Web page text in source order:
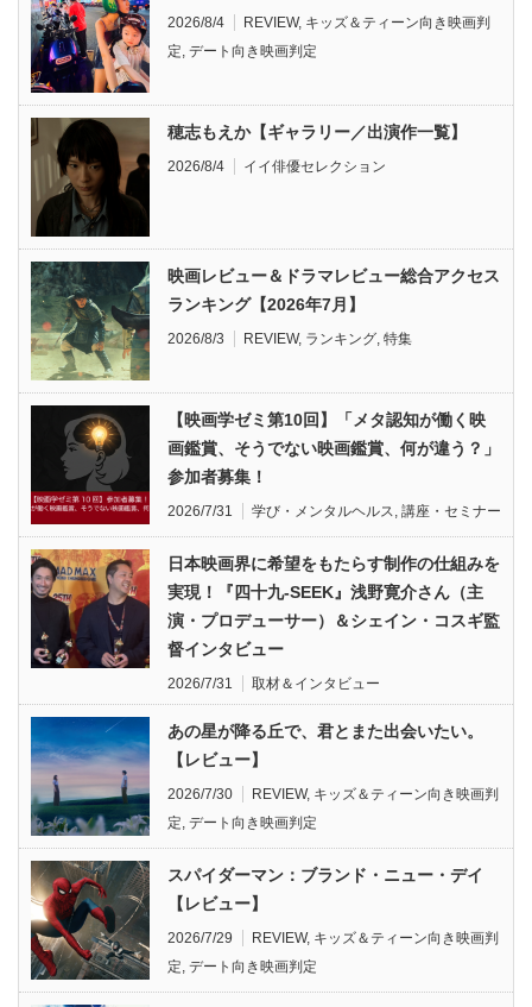
2026/8/4 REVIEW, キッズ＆ティーン向き映画判
定, デート向き映画判定
穂志もえか【ギャラリー／出演作一覧】
2026/8/4 イイ俳優セレクション
映画レビュー＆ドラマレビュー総合アクセス
ランキング【2026年7月】
2026/8/3 REVIEW, ランキング, 特集
【映画学ゼミ第10回】「メタ認知が働く映
画鑑賞、そうでない映画鑑賞、何が違う？」
参加者募集！
2026/7/31 学び・メンタルヘルス, 講座・セミナー
日本映画界に希望をもたらす制作の仕組みを
実現！『四十九-SEEK』浅野寛介さん（主
演・プロデューサー）＆シェイン・コスギ監
督インタビュー
2026/7/31 取材＆インタビュー
あの星が降る丘で、君とまた出会いたい。
【レビュー】
2026/7/30 REVIEW, キッズ＆ティーン向き映画判
定, デート向き映画判定
スパイダーマン：ブランド・ニュー・デイ
【レビュー】
2026/7/29 REVIEW, キッズ＆ティーン向き映画判
定, デート向き映画判定